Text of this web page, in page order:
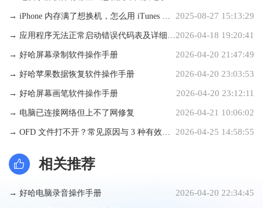
视频？
→ iPhone 内存满了想换机，怎么用 iTunes 备
份数据才靠谱？
2025-08-27 15:13:29
→ 应用程序无法正常启动错误代码表及详细解
决方案
2026-04-18 19:20:41
→ 好哈屏幕录制软件操作手册 2026-04-20 21:47:49
→ 好哈苹果数据恢复软件操作手册 2026-04-20 23:03:53
→ 好哈屏幕画笔软件操作手册 2026-04-20 23:12:11
→ 电脑已连接网络但上不了网修复 2026-04-21 10:06:02
→ OFD 文件打不开？常见原因与 3 种有效解 2026-04-25 14:58:55
相关推荐
→ 好哈电脑录音操作手册 2026-04-20 22:34:45